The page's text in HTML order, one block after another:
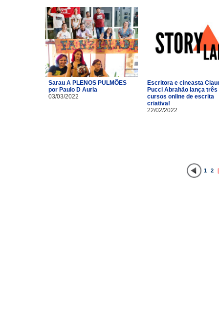
Sarau A PLENOS PULMÕES
por Paulo D Auria
03/03/2022
Escritora e cineasta
Pucci Abrahão lança três
cursos online de escrita
criativa!
22/02/2022
1 2